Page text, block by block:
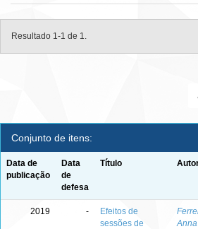
Resultado 1-1 de 1.
Conjunto de itens:
Data de
publicação
Data
de
defesa
Título
2019 -
Efeitos de
sessões de
Anna